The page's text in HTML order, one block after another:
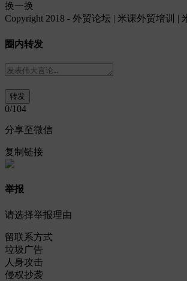
换一换
Copyright 2018 - 外贸论坛 | 米课外贸培训 |
圈内转发
0/104
分享至微信
复制链接
举报
请选择举报理由
留联系方式
垃圾广告
人身攻击
侵权抄袭